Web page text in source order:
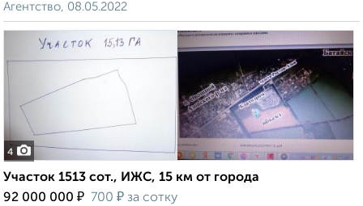
Агентство, 08.05.2022
4
Участок 1513 сот., ИЖС, 15 км от города
92 000 000 ₽ 700 ₽ за сотку